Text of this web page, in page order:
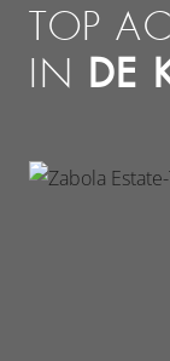
TOP
IN DE